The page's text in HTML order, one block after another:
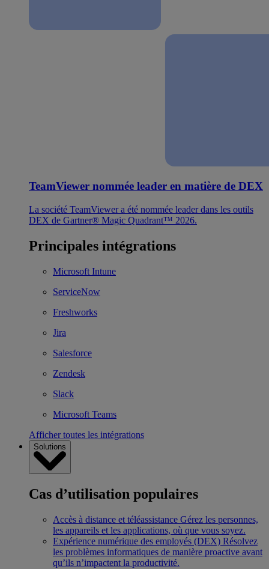
TeamViewer nommée leader en matière de DEX
La société TeamViewer a été nommée leader dans les outils
DEX de Gartner® Magic Quadrant™ 2026.
Principales intégrations
Microsoft Intune
ServiceNow
Freshworks
Jira
Salesforce
Zendesk
Slack
Microsoft Teams
Afficher toutes les intégrations
Solutions
Cas d’utilisation populaires
Accès à distance et téléassistance Gérez les personnes,
les appareils et les applications, où que vous soyez.
Expérience numérique des employés (DEX) Résolvez
les problèmes informatiques de manière proactive avant
qu’ils n’impactent la productivité.